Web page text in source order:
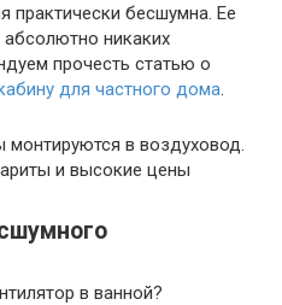
практически бесшумна. Ее
абсолютно никаких
прочесть статью о
для частного дома.
в ванной?